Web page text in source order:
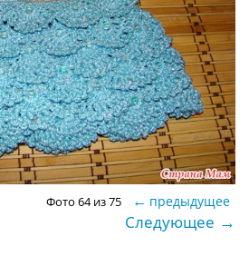
Фото 64 из 75 ← предыдущее
Следующее →